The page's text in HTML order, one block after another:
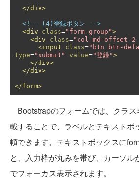
</div>
<!-- (4)登録ボタン -->
<div
class="form-group">
<div
class="col-md-offset-2
<input
class="btn btn-
type="submit" value="登録">
</div>
</div>
</form>
Bootstrapのフォームでは、クラス
載することで、ラベルとテキストボ
頓できます。テキストボックスに
と、入力枠が丸みを帯び、カーソル
でフォーカス表示されます。